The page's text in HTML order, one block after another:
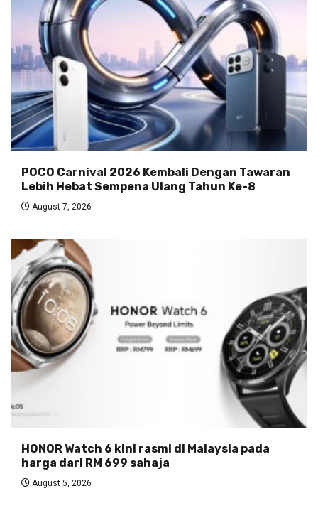
POCO Carnival 2026 Kembali Dengan Tawaran
Lebih Hebat Sempena Ulang Tahun Ke-8
August 7, 2026
HONOR Watch 6 kini rasmi di Malaysia pada
harga dari RM 699 sahaja
August 5, 2026